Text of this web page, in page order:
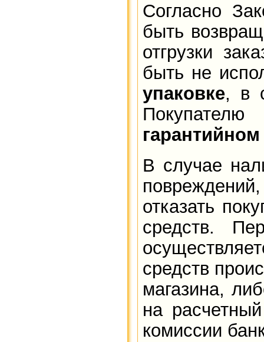
Согласно
быть
отгрузки
быть не
упаковке, в
В случае
отказать
средств.
средств
магазина,
на
комиссии